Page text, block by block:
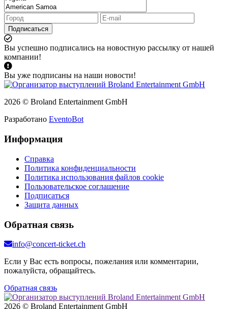
Подписаться
Вы успешно подписались на новостную рассылку от нашей
компании!
Вы уже подписаны на наши новости!
2026 © Broland Entertainment GmbH
Разработано EventoBot
Информация
Справка
Политика конфиденциальности
Политика использования файлов cookie
Пользовательское соглашение
Подписаться
Защита данных
Обратная связь
info@concert-ticket.ch
Если у Вас есть вопросы, пожелания или комментарии,
пожалуйста, обращайтесь.
Обратная связь
2026 © Broland Entertainment GmbH